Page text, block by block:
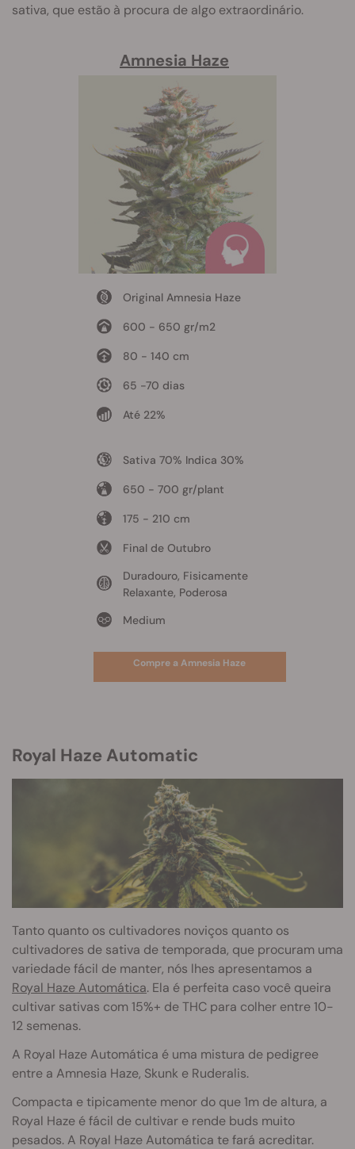
sativa, que estão à procura de algo extraordinário.
Amnesia Haze
Original Amnesia Haze
600 - 650 gr/m2
80 - 140 cm
65 -70 dias
Até 22%
Sativa 70% Indica 30%
650 - 700 gr/plant
175 - 210 cm
Final de Outubro
Duradouro, Fisicamente
Relaxante, Poderosa
Medium
Compre a Amnesia Haze
Royal Haze Automatic
Tanto quanto os cultivadores noviços quanto os
cultivadores de sativa de temporada, que procuram uma
variedade fácil de manter, nós lhes apresentamos a
Royal Haze Automática. Ela é perfeita caso você queira
cultivar sativas com 15%+ de THC para colher entre 10-
12 semenas.
A Royal Haze Automática é uma mistura de pedigree
entre a Amnesia Haze, Skunk e Ruderalis.
Compacta e tipicamente menor do que 1m de altura, a
Royal Haze é fácil de cultivar e rende buds muito
pesados. A Royal Haze Automática te fará acreditar.